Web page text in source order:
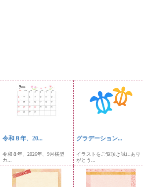
令和８年、20...
令和８年、2026年、9月横型
カ...
グラデーション...
イラストをご覧頂き誠にあり
がとう...